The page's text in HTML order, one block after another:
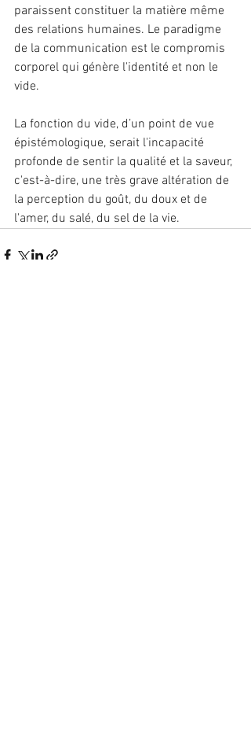
paraissent constituer la matière même
des relations hu­maines. Le paradigme
de la communication est le compromis
corpo­rel qui génère l'identité et non le
vide.
La fonction du vide, d’un point de vue
épistémologique, serait l'in­capacité
profonde de sentir la qualité et la saveur,
c'est-à-dire, une très grave altération de
la perception du goût, du doux et de
l'amer, du salé, du sel de la vie.